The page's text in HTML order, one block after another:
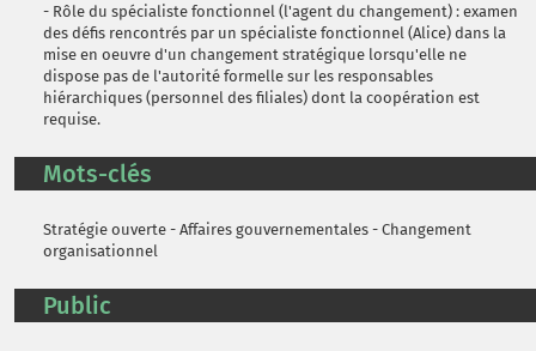
- Rôle du spécialiste fonctionnel (l'agent du changement) : examen
des défis rencontrés par un spécialiste fonctionnel (Alice) dans la
mise en oeuvre d'un changement stratégique lorsqu'elle ne
dispose pas de l'autorité formelle sur les responsables
hiérarchiques (personnel des filiales) dont la coopération est
requise.
Mots-clés
Stratégie ouverte - Affaires gouvernementales - Changement
organisationnel
Public